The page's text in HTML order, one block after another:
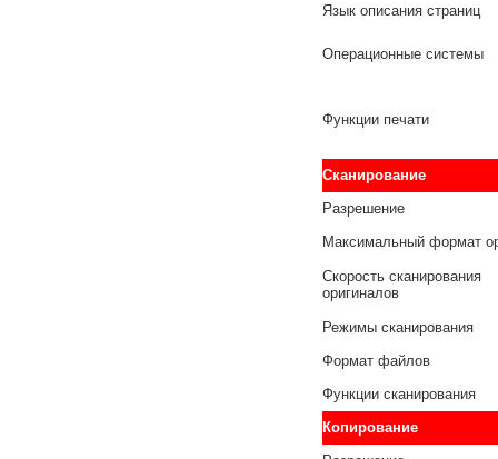
Язык описания страниц
Операционные системы
Функции печати
Сканирование
Разрешение
Максимальный формат
Скорость сканирования
оригиналов
Режимы сканирования
Формат файлов
Функции сканирования
Копирование